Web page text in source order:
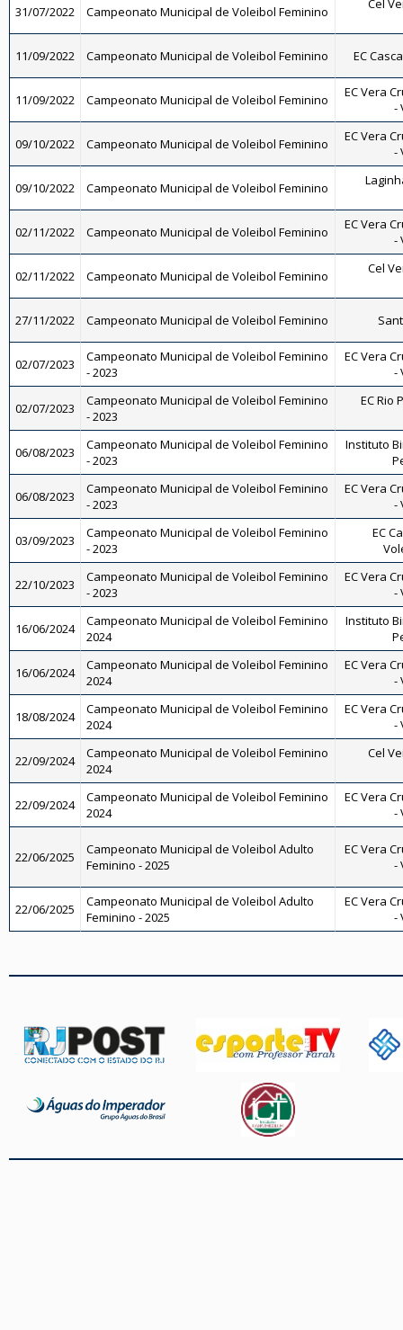
31/07/2022 Campeonato Municipal de Voleibol Feminino Cel
11/09/2022 Campeonato Municipal de Voleibol Feminino EC
11/09/2022 Campeonato Municipal de Voleibol Feminino
EC Vera
-
09/10/2022 Campeonato Municipal de Voleibol Feminino
EC Vera
-
09/10/2022 Campeonato Municipal de Voleibol Feminino
02/11/2022 Campeonato Municipal de Voleibol Feminino
EC Vera
-
02/11/2022 Campeonato Municipal de Voleibol Feminino Cel
27/11/2022 Campeonato Municipal de Voleibol Feminino
02/07/2023
Campeonato Municipal de Voleibol Feminino
- 2023
EC Vera
-
02/07/2023
Campeonato Municipal de Voleibol Feminino
- 2023
EC Rio
06/08/2023
Campeonato Municipal de Voleibol Feminino
- 2023
Instituto
06/08/2023
Campeonato Municipal de Voleibol Feminino
- 2023
EC Vera
-
03/09/2023
Campeonato Municipal de Voleibol Feminino
- 2023
EC
22/10/2023
Campeonato Municipal de Voleibol Feminino
- 2023
EC Vera
-
16/06/2024
Campeonato Municipal de Voleibol Feminino
2024
Instituto
16/06/2024
Campeonato Municipal de Voleibol Feminino
2024
EC Vera
-
18/08/2024
Campeonato Municipal de Voleibol Feminino
2024
EC Vera
-
22/09/2024
Campeonato Municipal de Voleibol Feminino
2024
Cel
22/09/2024
Campeonato Municipal de Voleibol Feminino
2024
EC Vera
-
22/06/2025
Campeonato Municipal de Voleibol Adulto
Feminino - 2025
EC Vera
-
22/06/2025
Campeonato Municipal de Voleibol Adulto
Feminino - 2025
EC Vera
-